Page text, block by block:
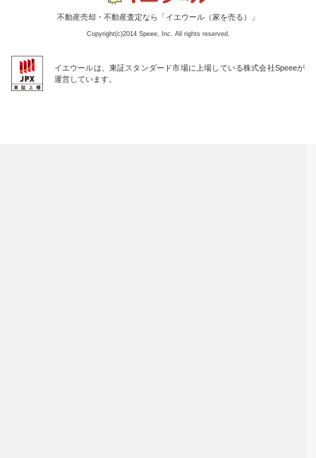
不動産売却・不動産査定なら「イエウール（家を売る）」
Copyright(c)2014 Speee, Inc. All rights reserved.
イエウールは、東証スタンダード市場に上場している株式会社Speeeが
運営しています。